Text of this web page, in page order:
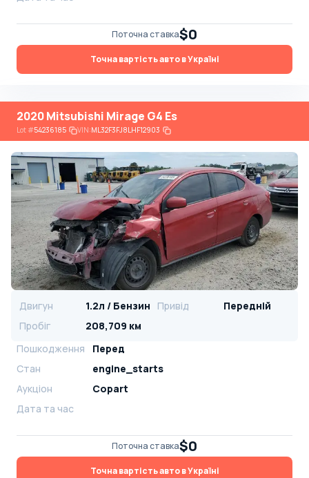
Поточна ставка$0
Точна вартість авто в Україні
2020 Mitsubishi Mirage G4 Es
Lot#54236185 VIN:ML32F3FJ8LHF12903
Двигун 1.2л / Бензин Привід
Передній
Пробіг
208,709 км
Пошкодження
Перед
Стан
engine_starts
Аукціон
Copart
Дата та час
Поточна ставка$0
Точна вартість авто в Україні